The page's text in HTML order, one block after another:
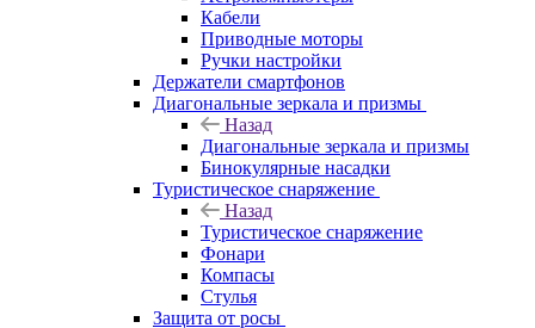
Кабели
Приводные моторы
Ручки настройки
Держатели смартфонов
Диагональные зеркала и призмы
Назад
Диагональные зеркала и призмы
Бинокулярные насадки
Туристическое снаряжение
Назад
Туристическое снаряжение
Фонари
Компасы
Стулья
Защита от росы